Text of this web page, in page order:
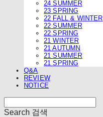
24 SUMMER
23 SPRING
22 FALL & WINTER
22 SUMMER
22 SPRING
21 WINTER
21 AUTUMN
21 SUMMER
21 SPRING
Q&A
REVIEW
NOTICE
Search 검색